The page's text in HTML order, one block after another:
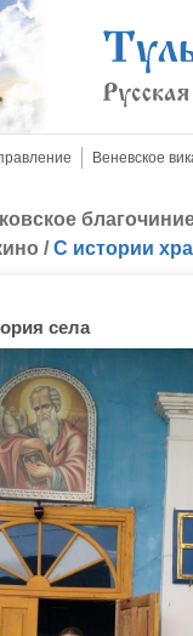
Веневское
/С истории
села